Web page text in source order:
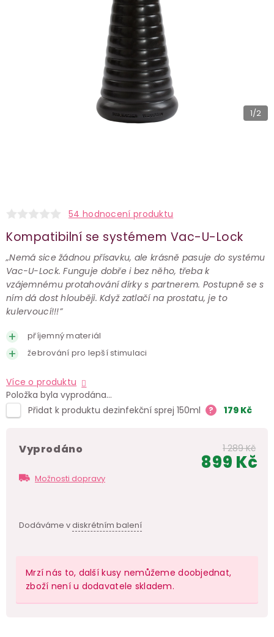
1/2
54 hodnocení produktu
Kompatibilní se systémem Vac-U-Lock
„Nemá sice žádnou přísavku, ale krásně pasuje do systému
Vac-U-Lock. Funguje dobře i bez něho, třeba k
vzájemnému protahování dírky s partnerem. Postupně se s
ním dá dost hlouběji. Když zatlačí na prostatu, je to
kulervoucí!!!”
příjemný materiál
žebrování pro lepší stimulaci
Více o produktu
Položka byla vyprodána…
Přidat k produktu dezinfekční sprej 150ml
? 179 Kč
Vyprodáno
Možnosti dopravy
Dodáváme vdiskrétním balení
1 289 Kč
899 Kč
Mrzí nás to, další kusy nemůžeme doobjednat,
zboží není u dodavatele skladem.